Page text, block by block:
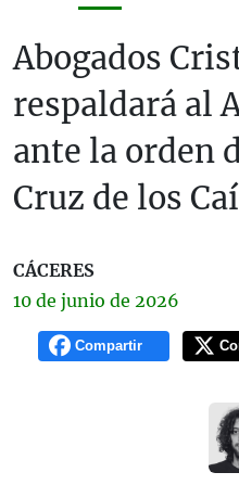
Abogados
respaldará al
ante la orden
Cruz de los
CÁCERES
10 de junio de 2026
Compartir